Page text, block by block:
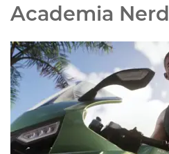
Academia Nerd